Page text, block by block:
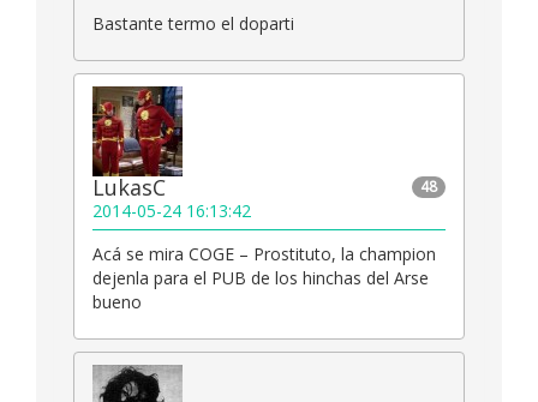
Bastante termo el doparti
48
LukasC
2014-05-24 16:13:42
Acá se mira COGE – Prostituto, la champion
dejenla para el PUB de los hinchas del Arse
bueno